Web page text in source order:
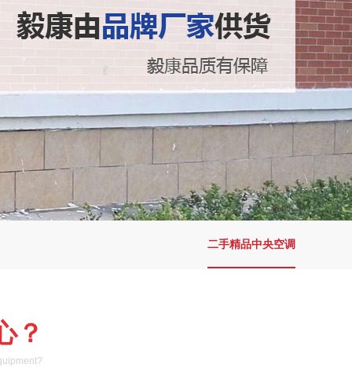
二手精品中央空调
？